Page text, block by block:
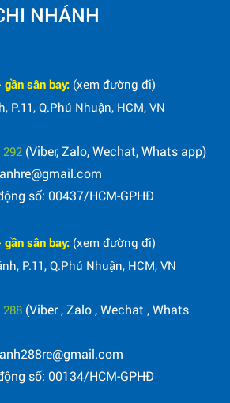
NHÁNH
sân bay: (xem đường đi)
P.11, Q.Phú Nhuận, HCM, VN
292 (Viber, Zalo, Wechat, Whats app)
số: 00437/HCM-GPHĐ
sân bay: (xem đường đi)
P.11, Q.Phú Nhuận, HCM, VN
288 (Viber , Zalo , Wechat , Whats
số: 00134/HCM-GPHĐ